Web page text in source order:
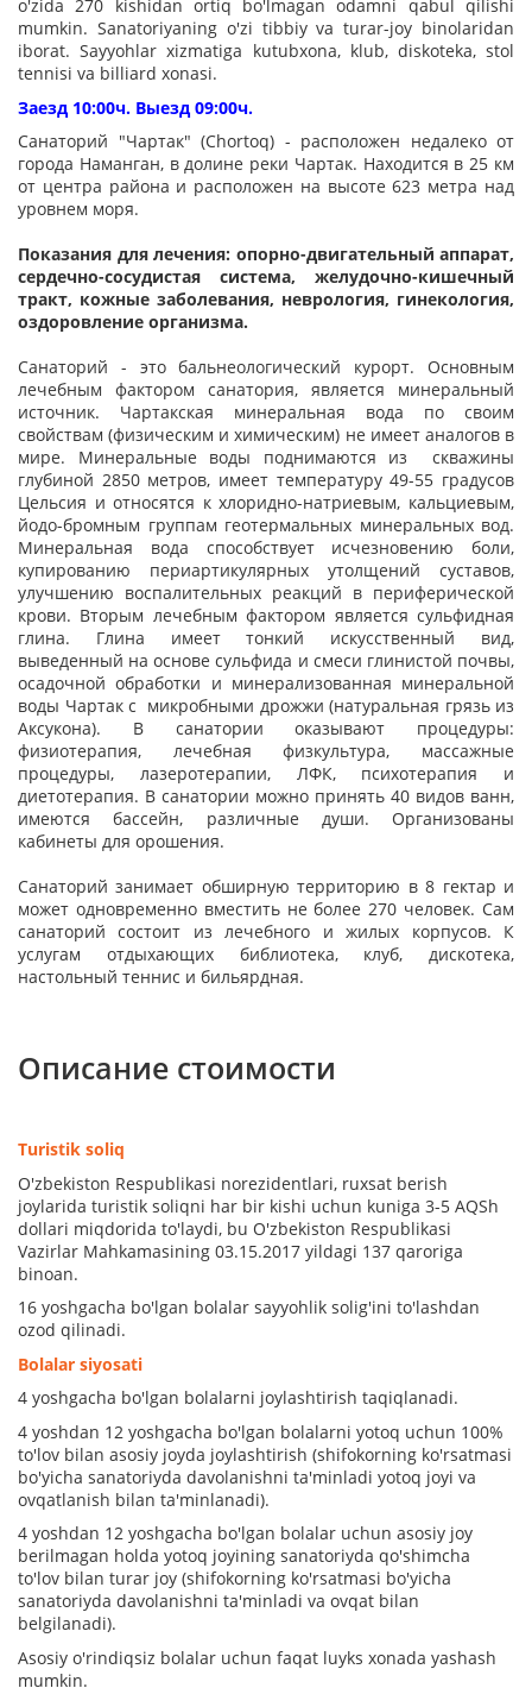
o'zida 270 kishidan ortiq bo'lmagan odamni qabul qilishi
mumkin. Sanatoriyaning o'zi tibbiy va turar-joy binolaridan
iborat. Sayyohlar xizmatiga kutubxona, klub, diskoteka, stol
tennisi va billiard xonasi.
Заезд 10:00ч. Выезд 09:00ч.
Санаторий "Чартак" (Chortoq) - расположен недалеко от
города Наманган, в долине реки Чартак. Находится в 25 км
от центра района и расположен на высоте 623 метра над
уровнем моря.
Показания для лечения: опорно-двигательный аппарат,
сердечно-сосудистая система, желудочно-кишечный
тракт, кожные заболевания, неврология, гинекология,
оздоровление организма.
Санаторий - это бальнеологический курорт. Основным
лечебным фактором санатория, является минеральный
источник. Чартакская минеральная вода по своим
свойствам (физическим и химическим) не имеет аналогов в
мире. Минеральные воды поднимаются из скважины
глубиной 2850 метров, имеет температуру 49-55 градусов
Цельсия и относятся к хлоридно-натриевым, кальциевым,
йодо-бромным группам геотермальных минеральных вод.
Минеральная вода способствует исчезновению боли,
купированию периартикулярных утолщений суставов,
улучшению воспалительных реакций в периферической
крови. Вторым лечебным фактором является сульфидная
глина. Глина имеет тонкий искусственный вид,
выведенный на основе сульфида и смеси глинистой почвы,
осадочной обработки и минерализованная минеральной
воды Чартак с микробными дрожжи (натуральная грязь из
Аксукона). В санатории оказывают процедуры:
физиотерапия, лечебная физкультура, массажные
процедуры, лазеротерапии, ЛФК, психотерапия и
диетотерапия. В санатории можно принять 40 видов ванн,
имеются бассейн, различные души. Организованы
кабинеты для орошения.
Санаторий занимает обширную территорию в 8 гектар и
может одновременно вместить не более 270 человек. Сам
санаторий состоит из лечебного и жилых корпусов. К
услугам отдыхающих библиотека, клуб, дискотека,
настольный теннис и бильярдная.
Описание стоимости
Turistik soliq
O'zbekiston Respublikasi norezidentlari, ruxsat berish
joylarida turistik soliqni har bir kishi uchun kuniga 3-5 AQSh
dollari miqdorida to'laydi, bu O'zbekiston Respublikasi
Vazirlar Mahkamasining 03.15.2017 yildagi 137 qaroriga
binoan.
16 yoshgacha bo'lgan bolalar sayyohlik solig'ini to'lashdan
ozod qilinadi.
Bolalar siyosati
4 yoshgacha bo'lgan bolalarni joylashtirish taqiqlanadi.
4 yoshdan 12 yoshgacha bo'lgan bolalarni yotoq uchun 100%
to'lov bilan asosiy joyda joylashtirish (shifokorning ko'rsatmasi
bo'yicha sanatoriyda davolanishni ta'minladi yotoq joyi va
ovqatlanish bilan ta'minlanadi).
4 yoshdan 12 yoshgacha bo'lgan bolalar uchun asosiy joy
berilmagan holda yotoq joyining sanatoriyda qo'shimcha
to'lov bilan turar joy (shifokorning ko'rsatmasi bo'yicha
sanatoriyda davolanishni ta'minladi va ovqat bilan
belgilanadi).
Asosiy o'rindiqsiz bolalar uchun faqat luyks xonada yashash
mumkin.